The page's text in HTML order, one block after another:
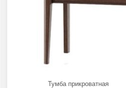
Тумба прикроватная